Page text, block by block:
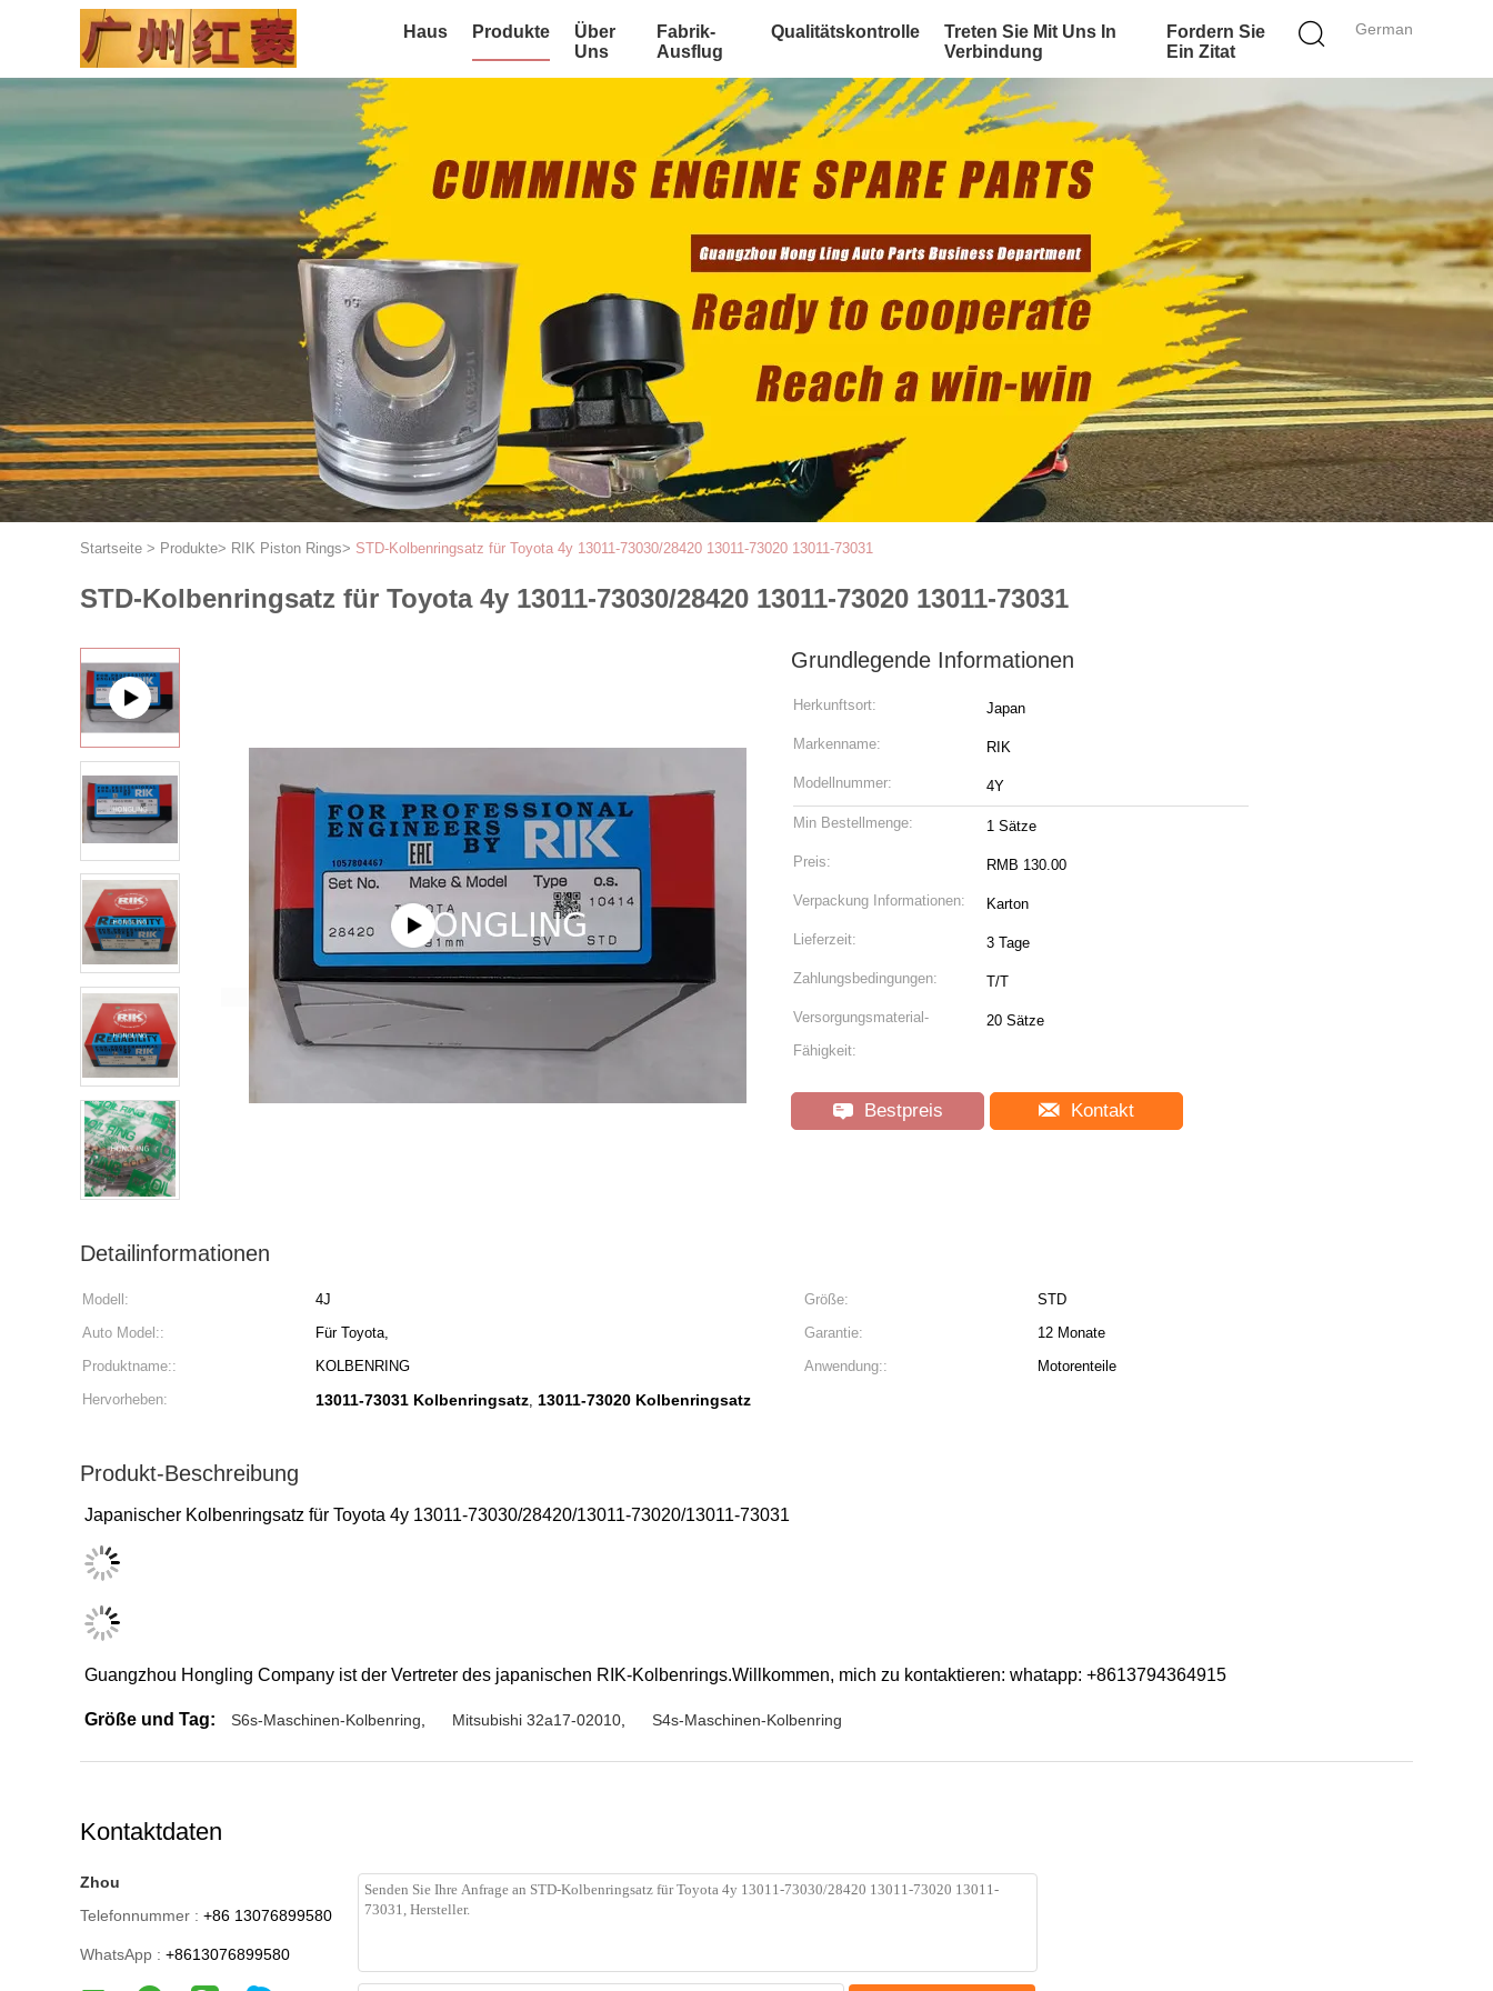
German
Haus Produkte
Über
Uns
Fabrik-
Ausflug
Qualitätskontrolle
Treten Sie Mit Uns In
Verbindung
Fordern Sie
Ein Zitat
Startseite > Produkte> RIK Piston Rings> STD-Kolbenringsatz für Toyota 4y 13011-73030/28420 13011-73020 13011-73031
STD-Kolbenringsatz für Toyota 4y 13011-73030/28420 13011-73020 13011-73031
Grundlegende Informationen
Herkunftsort: Japan
Markenname: RIK
Modellnummer: 4Y
Min Bestellmenge: 1 Sätze
Preis: RMB 130.00
Verpackung Informationen: Karton
Lieferzeit: 3 Tage
Zahlungsbedingungen: T/T
Versorgungsmaterial-
Fähigkeit:
20 Sätze
Bestpreis Kontakt
Detailinformationen
Modell: 4J Größe:
STD
Auto Model::
Für Toyota, Garantie:
12 Monate
Produktname::
KOLBENRING Anwendung::
Motorenteile
Hervorheben:
13011-73031 Kolbenringsatz, 13011-73020 Kolbenringsatz
Produkt-Beschreibung
Japanischer Kolbenringsatz für Toyota 4y 13011-73030/28420/13011-73020/13011-73031
Guangzhou Hongling Company ist der Vertreter des japanischen RIK-Kolbenrings.Willkommen, mich zu kontaktieren: whatapp: +8613794364915
Größe und Tag: S6s-Maschinen-Kolbenring Mitsubishi 32a17-02010 S4s-Maschinen-Kolbenring
Kontaktdaten
Zhou
Telefonnummer : +86 13076899580
WhatsApp : +8613076899580